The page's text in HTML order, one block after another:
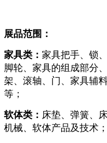
展品范围：
家具类： 家具把手、锁
脚轮、家具的组成部分
架、滚轴、门、家具辅
等；
软体类： 床垫、弹簧、
机械、软体产品及技术；